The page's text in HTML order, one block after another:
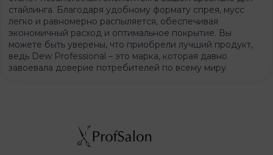
стайлинга. Благодаря удобному формату спрея, мусс
легко и равномерно распыляется, обеспечивая
экономичный расход и оптимальное покрытие. Вы
можете быть уверены, что приобрели лучший продукт,
ведь Dew Professional – это марка, которая давно
завоевала доверие потребителей по всему миру.